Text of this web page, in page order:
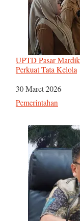
UPTD Pasar
Perkuat Tata Kelola
Tanggal
30 Maret 2026
Sehubungan dengan
Pemerintahan